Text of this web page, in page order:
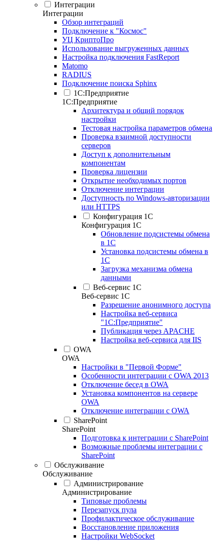
Интеграции
Интеграции
Обзор интеграций
Подключение к "Космос"
УЦ КриптоПро
Использование выгруженных данных
Настройка подключения FastReport
Matomo
RADIUS
Подключение поиска Sphinx
1С:Предприятие
1С:Предприятие
Архитектура и общий порядок
настройки
Тестовая настройка параметров обмена
Проверка взаимной доступности
серверов
Доступ к дополнительным
компонентам
Проверка лицензии
Открытие необходимых портов
Отключение интеграции
Доступность по Windows-авторизации
или HTTPS
Конфигурация 1С
Конфигурация 1С
Обновление подсистемы обмена
в 1С
Установка подсистемы обмена в
1С
Загрузка механизма обмена
данными
Веб-сервис 1С
Веб-сервис 1С
Разрешение анонимного доступа
Настройка веб-сервиса
"1С:Предприятие"
Публикация через APACHE
Настройка веб-сервиса для IIS
OWA
OWA
Настройки в "Первой Форме"
Особенности интеграции с OWA 2013
Отключение бесед в OWA
Установка компонентов на сервере
OWA
Отключение интеграции с OWA
SharePoint
SharePoint
Подготовка к интеграции с SharePoint
Возможные проблемы интеграции с
SharePoint
Обслуживание
Обслуживание
Администрирование
Администрирование
Типовые проблемы
Перезапуск пула
Профилактическое обслуживание
Восстановление приложения
Настройки WebSocket